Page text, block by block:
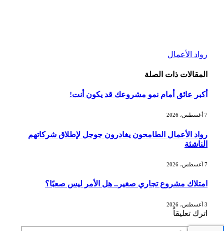
رواد الأعمال
المقالات ذات الصلة
أكبر عائق أمام نمو مشروعك قد يكون أنت!
7 أغسطس، 2026
رواد الأعمال الطامحون يغادرون جوجل لإطلاق شركاتهم
الناشئة
7 أغسطس، 2026
امتلاك مشروع تجاري صغير.. هل الأمر ليس صعبًا؟
3 أغسطس، 2026
اترك تعليقاً